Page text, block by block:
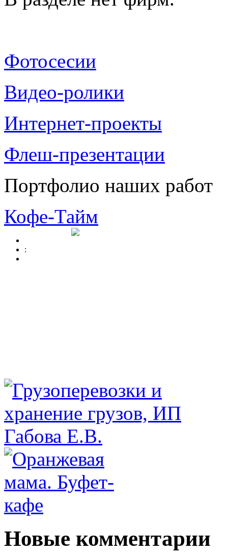
Фотосесии
Видео-ролики
Интернет-проекты
Флеш-презентации
Портфолио наших работ
Кофе-Тайм
:
Новые комментарии